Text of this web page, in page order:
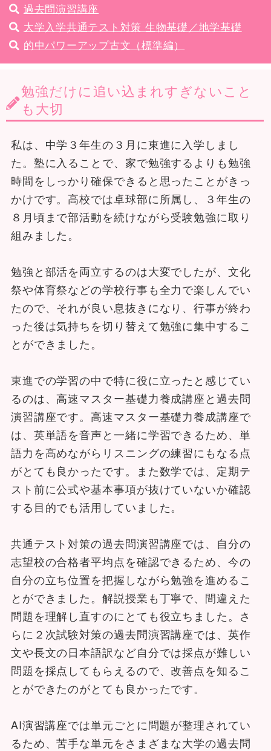
過去問演習講座
大学入学共通テスト対策 生物基礎／地学基礎
的中パワーアップ古文（標準編）
勉強だけに追い込まれすぎないこと
も大切
私は、中学３年生の３月に東進に入学しまし
た。塾に入ることで、家で勉強するよりも勉強
時間をしっかり確保できると思ったことがきっ
かけです。高校では卓球部に所属し、３年生の
８月頃まで部活動を続けながら受験勉強に取り
組みました。
勉強と部活を両立するのは大変でしたが、文化
祭や体育祭などの学校行事も全力で楽しんでい
たので、それが良い息抜きになり、行事が終わ
った後は気持ちを切り替えて勉強に集中するこ
とができました。
東進での学習の中で特に役に立ったと感じてい
るのは、高速マスター基礎力養成講座と過去問
演習講座です。高速マスター基礎力養成講座で
は、英単語を音声と一緒に学習できるため、単
語力を高めながらリスニングの練習にもなる点
がとても良かったです。また数学では、定期テ
スト前に公式や基本事項が抜けていないか確認
する目的でも活用していました。
共通テスト対策の過去問演習講座では、自分の
志望校の合格者平均点を確認できるため、今の
自分の立ち位置を把握しながら勉強を進めるこ
とができました。解説授業も丁寧で、間違えた
問題を理解し直すのにとても役立ちました。さ
らに２次試験対策の過去問演習講座では、英作
文や長文の日本語訳など自分では採点が難しい
問題を採点してもらえるので、改善点を知るこ
とができたのがとても良かったです。
AI演習講座では単元ごとに問題が整理されてい
るため、苦手な単元をさまざまな大学の過去問